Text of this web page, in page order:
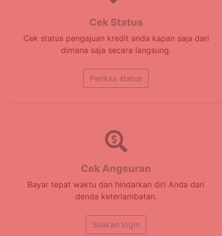
Cek Status
Cek status pengajuan kredit anda kapan saja dari
dimana saja secara langsung.
Periksa status
Cek Angsuran
Bayar tepat waktu dan hindarkan diri Anda dari
denda keterlambatan.
Silakan login